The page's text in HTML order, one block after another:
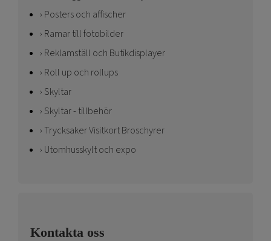
Posters och affischer
Ramar till fotobilder
Reklamställ och Butikdisplayer
Roll up och rollups
Skyltar
Skyltar - tillbehör
Trycksaker Visitkort Broschyrer
Utomhusskylt och expo
Kontakta oss